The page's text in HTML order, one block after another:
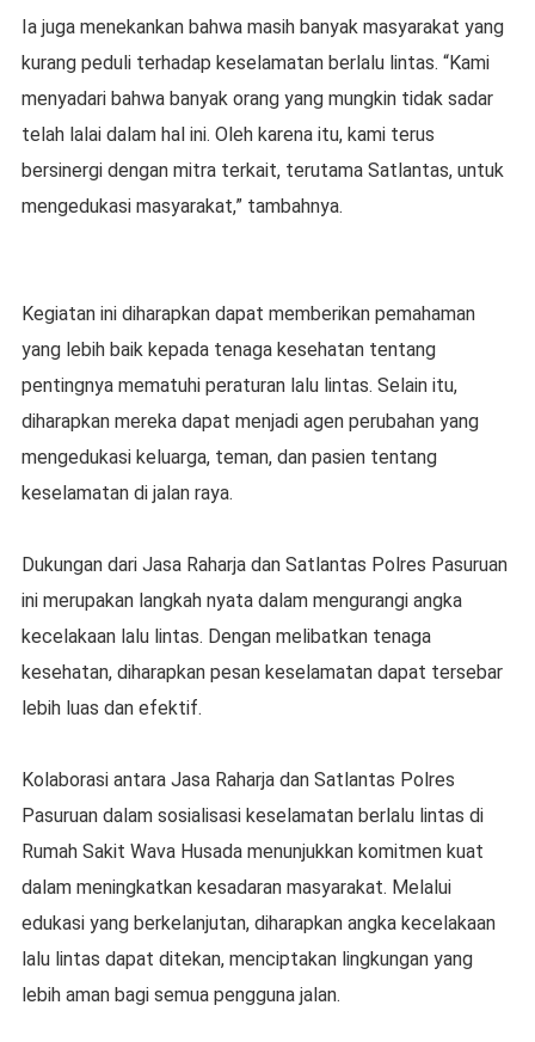
Ia juga menekankan bahwa masih banyak masyarakat yang
kurang peduli terhadap keselamatan berlalu lintas. “Kami
menyadari bahwa banyak orang yang mungkin tidak sadar
telah lalai dalam hal ini. Oleh karena itu, kami terus
bersinergi dengan mitra terkait, terutama Satlantas, untuk
mengedukasi masyarakat,” tambahnya.
Kegiatan ini diharapkan dapat memberikan pemahaman
yang lebih baik kepada tenaga kesehatan tentang
pentingnya mematuhi peraturan lalu lintas. Selain itu,
diharapkan mereka dapat menjadi agen perubahan yang
mengedukasi keluarga, teman, dan pasien tentang
keselamatan di jalan raya.
Dukungan dari Jasa Raharja dan Satlantas Polres Pasuruan
ini merupakan langkah nyata dalam mengurangi angka
kecelakaan lalu lintas. Dengan melibatkan tenaga
kesehatan, diharapkan pesan keselamatan dapat tersebar
lebih luas dan efektif.
Kolaborasi antara Jasa Raharja dan Satlantas Polres
Pasuruan dalam sosialisasi keselamatan berlalu lintas di
Rumah Sakit Wava Husada menunjukkan komitmen kuat
dalam meningkatkan kesadaran masyarakat. Melalui
edukasi yang berkelanjutan, diharapkan angka kecelakaan
lalu lintas dapat ditekan, menciptakan lingkungan yang
lebih aman bagi semua pengguna jalan.